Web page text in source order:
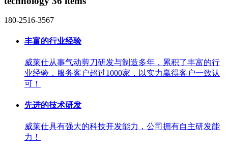
180-2516-3567
丰富的行业经验
威莱仕从事气动剪刀研发与制造多年，累积了丰富的行
业经验，服务客户超过1000家，以实力赢得客户一致认
可！
先进的技术研发
威莱仕具有强大的科技开发能力，公司拥有自主研发能
力！